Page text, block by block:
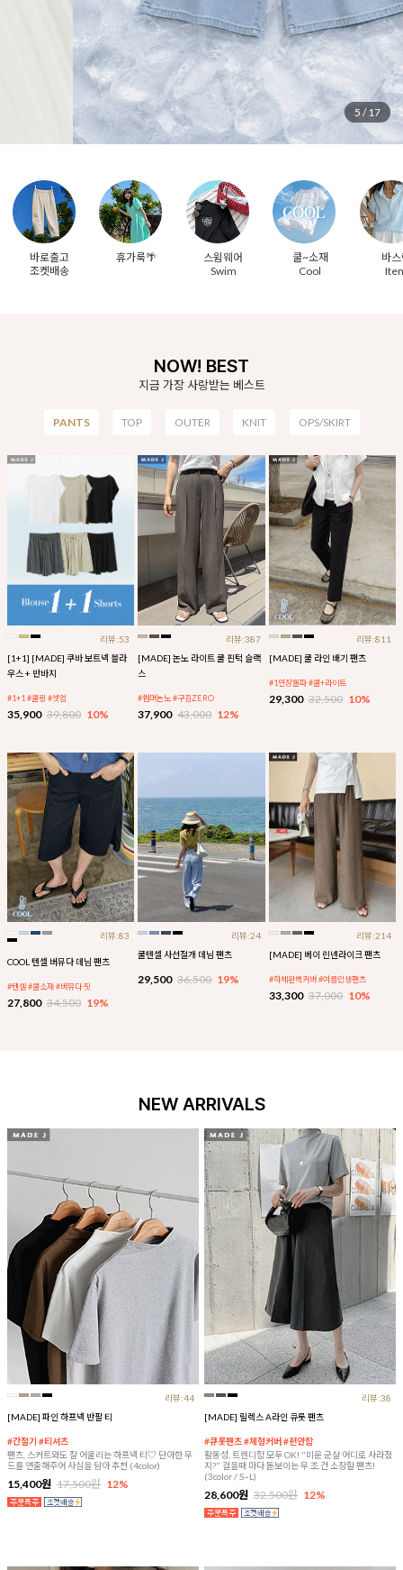
6 /17
바로출고
조켓배송
휴가룩🌴
스윔웨어
Swim
쿨~소재
Cool
바
NOW! BEST
지금 가장 사랑받는 베스트
PANTS TOP OUTER KNIT OPS/SKIRT
리뷰:53
[1+1] [MADE] 쿠바 보트넥 블라
우스 + 반바지
#1+1 #쿨링 #셋업
35,900 39,800 10%
리뷰:387
[MADE] 논노 라이트 쿨 핀턱 슬랙
스
#썸머논노 #구김ZERO
37,900 43,000 12%
리뷰:811
[MADE] 쿨 라인 배기 팬츠
#1만장돌파 #쿨+라이트
29,300 32,500 10%
리뷰:83
COOL 텐셀 버뮤다 데님 팬츠
#텐셀 #쿨소재 #버뮤다 핏
27,800 34,500 19%
리뷰:24
쿨텐셀 사선절개 데님 팬츠
29,500 36,500 19%
리뷰:214
[MADE] 베이 린넨라이크 팬츠
#하체완벽커버 #여름인생팬츠
33,300 37,000 10%
NEW ARRIVALS
리뷰:44
[MADE] 파인 하프넥 반팔 티
#간절기 #티셔츠
팬츠, 스커트와도 잘 어울리는 하프넥 티♡ 단아한 무
드를 연출해주어 사심을 담아 추천 (4color)
15,400원 17,500원 12%
리뷰:38
[MADE] 릴렉스 A라인 큐롯 팬츠
#큐롯팬츠 #체형커버 #편안함
활동성, 트렌디함 모두 OK! "미운 군살 어디로 사라졌
지?" 걸을때 마다 돋보이는 무.조.건 소장할 팬츠!
(3color / S~L)
28,600원 32,500원 12%